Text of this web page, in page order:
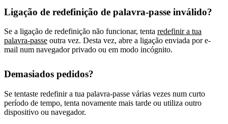
Ligação de redefinição de palavra-passe inválido?
Se a ligação de redefinição não funcionar, tenta redefinir a tua
palavra-passe outra vez. Desta vez, abre a ligação enviada por e-
mail num navegador privado ou em modo incógnito.
Demasiados pedidos?
Se tentaste redefinir a tua palavra-passe várias vezes num curto
período de tempo, tenta novamente mais tarde ou utiliza outro
dispositivo ou navegador.